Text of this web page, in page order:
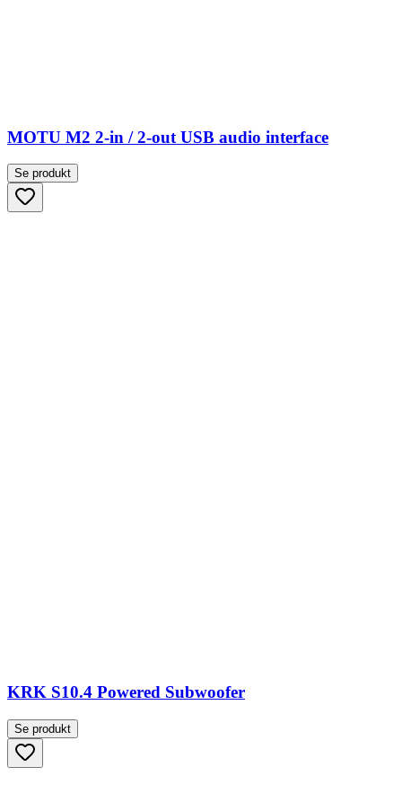
MOTU M2 2-in / 2-out USB audio interface
Se produkt
KRK S10.4 Powered Subwoofer
Se produkt